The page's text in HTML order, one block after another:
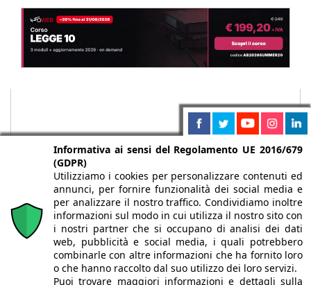
Chi siamo Autori Per la tua pubblicità
Iscriviti alla
newsletter
Informativa ai sensi del Regolamento UE 2016/679
(GDPR)
Utilizziamo i cookies per personalizzare contenuti ed
annunci, per fornire funzionalità dei social media e
per analizzare il nostro traffico. Condividiamo inoltre
informazioni sul modo in cui utilizza il nostro sito con
i nostri partner che si occupano di analisi dei dati
web, pubblicità e social media, i quali potrebbero
combinarle con altre informazioni che ha fornito loro
o che hanno raccolto dal suo utilizzo dei loro servizi.
Puoi trovare maggiori informazioni e dettagli sulla